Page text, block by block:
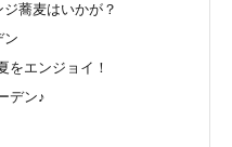
蕎麦はいかが？
ン
をエンジョイ！
デン♪